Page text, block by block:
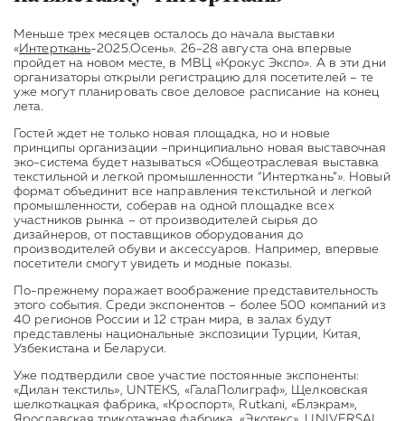
Меньше трех месяцев осталось до начала выставки
«Интерткань-2025.Осень». 26-28 августа она впервые
пройдет на новом месте, в МВЦ «Крокус Экспо». А в эти дни
организаторы открыли регистрацию для посетителей – те
уже могут планировать свое деловое расписание на конец
лета.
Гостей ждет не только новая площадка, но и новые
принципы организации –принципиально новая выставочная
эко-система будет называться «Общеотраслевая выставка
текстильной и легкой промышленности “Интерткань”». Новый
формат объединит все направления текстильной и легкой
промышленности, соберав на одной площадке всех
участников рынка – от производителей сырья до
дизайнеров, от поставщиков оборудования до
производителей обуви и аксессуаров. Например, впервые
посетители смогут увидеть и модные показы.
По-прежнему поражает воображение представительность
этого события. Среди экспонентов – более 500 компаний из
40 регионов России и 12 стран мира, в залах будут
представлены национальные экспозиции Турции, Китая,
Узбекистана и Беларуси.
Уже подтвердили свое участие постоянные экспоненты:
«Дилан текстиль», UNTEKS, «ГалаПолиграф», Щелковская
шелкоткацкая фабрика, «Кроспорт», Rutkani, «Блэкрам»,